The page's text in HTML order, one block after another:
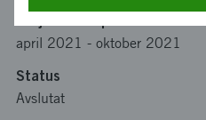
april 2021 - oktober 2021
Status
Avslutat